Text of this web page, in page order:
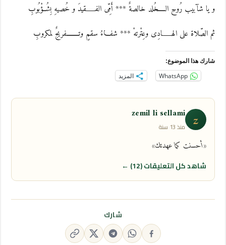
و يا شآبيب رُوحِ الـــــخُلد خالصةٌ *** أَمِّى الفــــــقيدَ و خُصيهِ بِشُــؤْبُوبِ
ثم الصّلاة على الهــــــادِى وعِتْرتهْ *** شفـــاءُ سقمٍ وتــــــــفريجٌ لمكروبِ
شارك هذا الموضوع:
WhatsApp المزيد
z
zemil li sellami
منذ 13 سنة
«أحسنت كما عهدتك»
شاهد كل التعليقات (12) ←
شارك